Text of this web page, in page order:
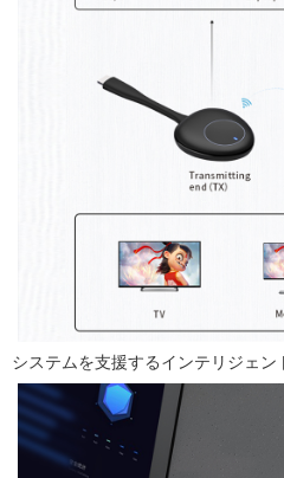
システムを支援するインテリジェン